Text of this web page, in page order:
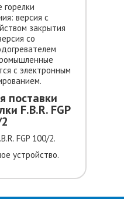
версия с
закрытия
со
с электронным
поставки
F.B.R. FGP
FGP 100/2.
устройство.